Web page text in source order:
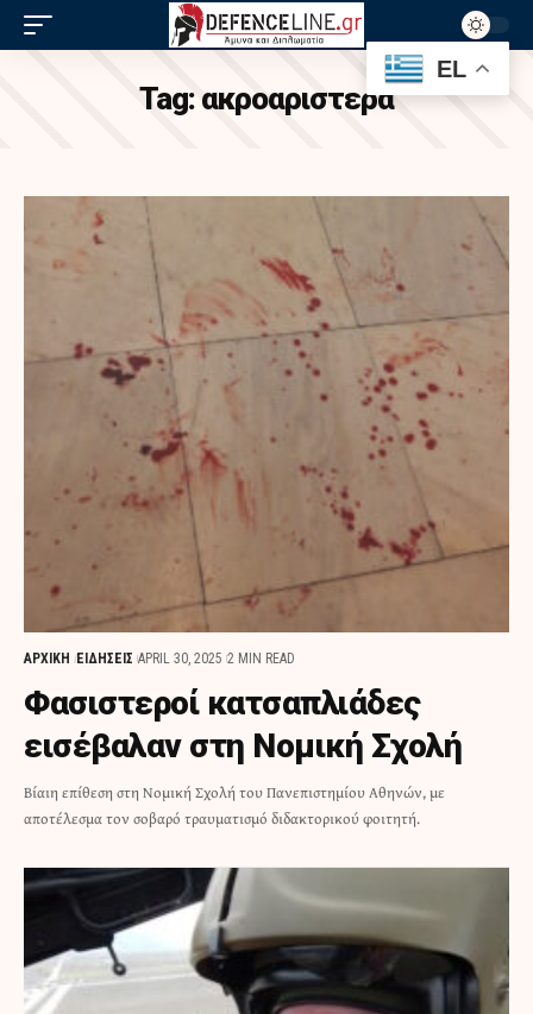
Tag: ακροαριστερα
ΑΡΧΙΚΗ ΕΙΔΗΣΕΙΣ APRIL 30, 2025 2 MIN READ
Φασιστεροί κατσαπλιάδες
εισέβαλαν στη Νομική Σχολή
Βίαιη επίθεση στη Νομική Σχολή του Πανεπιστημίου Αθηνών, με
αποτέλεσμα τον σοβαρό τραυματισμό διδακτορικού φοιτητή.
EL